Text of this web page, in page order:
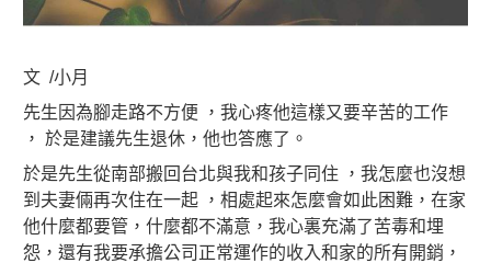
文 /小月
先生因為腳走路不方便 ，我心疼他這樣又要辛苦的工作
， 於是建議先生退休，他也答應了。
於是先生從南部搬回台北與我和孩子同住 ，我怎麼也沒想
到夫妻倆再次住在一起 ，相處起來怎麼會如此困難，在家
他什麼都要管，什麼都不滿意，我心裏充滿了苦毒和埋
怨，還有我要承擔公司正常運作的收入和家的所有開銷，